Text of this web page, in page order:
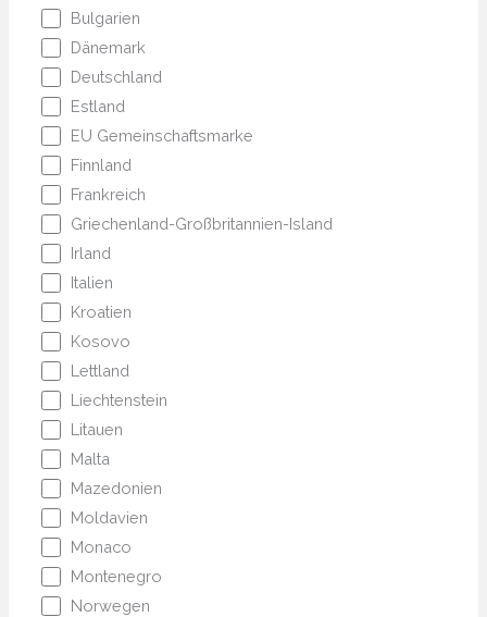
Bulgarien
Dänemark
Deutschland
Estland
EU Gemeinschaftsmarke
Finnland
Frankreich
Griechenland-Großbritannien-Island
Irland
Italien
Kroatien
Kosovo
Lettland
Liechtenstein
Litauen
Malta
Mazedonien
Moldavien
Monaco
Montenegro
Norwegen